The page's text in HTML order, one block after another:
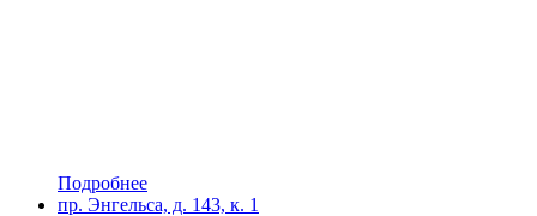
Подробнее
пр. Энгельса, д. 143, к. 1